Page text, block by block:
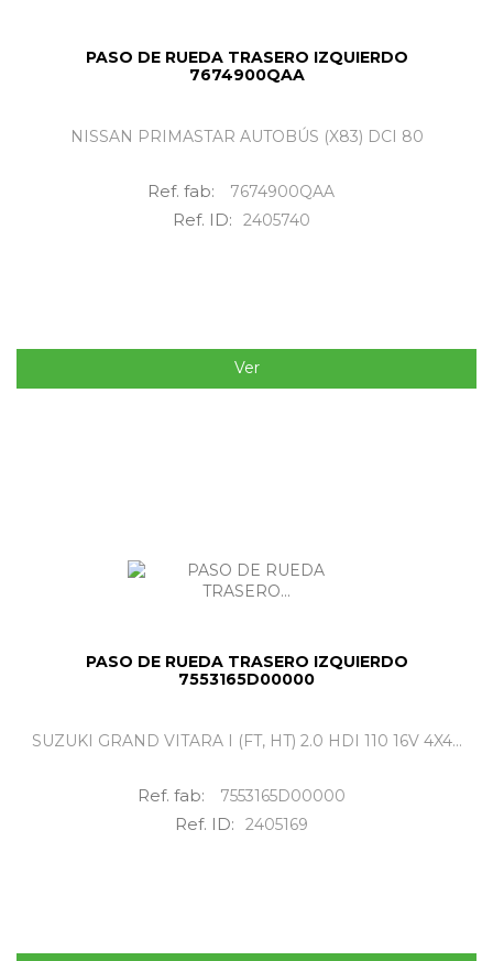
PASO DE RUEDA TRASERO IZQUIERDO
7674900QAA
NISSAN PRIMASTAR AUTOBÚS (X83) DCI 80
Ref. fab: 7674900QAA
Ref. ID: 2405740
Ver
PASO DE RUEDA TRASERO IZQUIERDO
7553165D00000
SUZUKI GRAND VITARA I (FT, HT) 2.0 HDI 110 16V 4X4...
Ref. fab: 7553165D00000
Ref. ID: 2405169